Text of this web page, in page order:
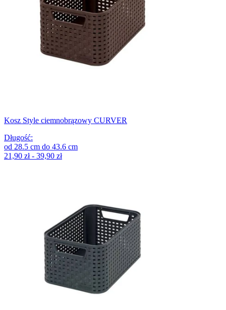
Kosz Style ciemnobrązowy CURVER
Długość:
od 28.5 cm do 43.6 cm
21,90 zł - 39,90 zł